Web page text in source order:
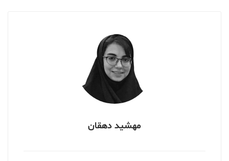
مهشید دهقان